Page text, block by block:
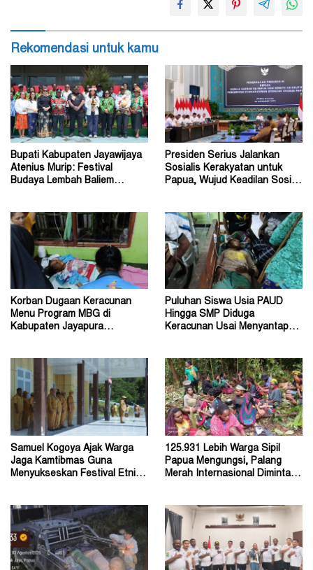
Rekomendasi untuk kamu
Bupati Kabupaten Jayawijaya
Atenius Murip: Festival
Budaya Lembah Baliem
Presiden Serius Jalankan
Sosialis Kerakyatan untuk
Papua, Wujud Keadilan Sosial
Korban Dugaan Keracunan
Menu Program MBG di
Kabupaten Jayapura
Puluhan Siswa Usia PAUD
Hingga SMP Diduga
Keracunan Usai Menyantap
Samuel Kogoya Ajak Warga
Jaga Kamtibmas Guna
Menyukseskan Festival Etnik
125.931 Lebih Warga Sipil
Papua Mengungsi, Palang
Merah Internasional Diminta